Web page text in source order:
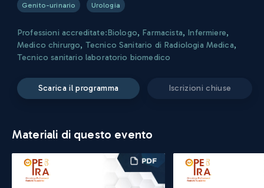
Genito-urinario Urologia
Professioni accreditate:Biologo, Farmacista, Infermiere,
Medico chirurgo, Tecnico Sanitario di Radiologia Medica,
Tecnico sanitario laboratorio biomedico
scarica il programma iscrizioni chiuse
Materiali di questo evento